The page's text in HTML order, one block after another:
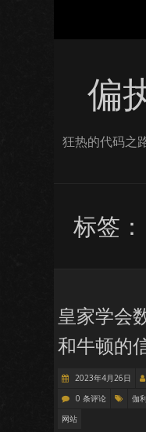
偏
狂热的代码之
标签：
皇家学会
和牛顿的
2023年4月26日
0 条评论
伽
网站